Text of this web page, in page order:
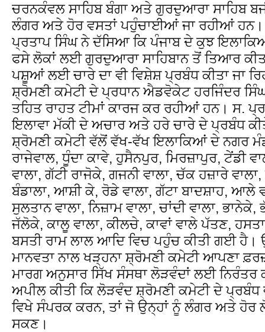
ਚਰਨਕੰਵਲ ਸਾਹਿਬ ਬੰਗਾ ਅਤੇ ਗੁਰਦੁਆਰਾ ਸਾਹਿਬ
ਲੰਗਰ ਅਤੇ ਹੋਰ ਵਸਤਾਂ ਪਹੁੰਚਾਈਆਂ ਜਾ ਰਹੀਆਂ ਹਨ।
ਪ੍ਰਤਾਪ ਸਿੰਘ ਨੇ ਦੱਸਿਆ ਕਿ ਪੰਜਾਬ ਦੇ ਕੁਝ
ਫਸੇ ਲੋਕਾਂ ਲਈ ਗੁਰਦੁਆਰਾ ਸਾਹਿਬਾਨ ਤੋਂ ਤਿਆਰ
ਪਸ਼ੂਆਂ ਲਈ ਚਾਰੇ ਦਾ ਵੀ ਵਿਸ਼ੇਸ਼ ਪ੍ਰਬੰਧ ਕੀਤਾ ਜਾ
ਸ਼੍ਰੋਮਣੀ ਕਮੇਟੀ ਦੇ ਪ੍ਰਧਾਨ ਐਡਵੋਕੇਟ ਹਰਜਿੰਦਰ ਸਿੰਘ
ਤਹਿਤ ਰਾਹਤ ਟੀਮਾਂ ਕਾਰਜ ਕਰ ਰਹੀਆਂ ਹਨ। ਸ.
ਇਲਾਵਾ ਮੱਕੀ ਦੇ ਅਚਾਰ ਅਤੇ ਹਰੇ ਚਾਰੇ ਦੇ ਪ੍ਰਬੰਧ
ਸ਼੍ਰੋਮਣੀ ਕਮੇਟੀ ਵੱਲੋਂ ਵੱਖ-ਵੱਖ ਇਲਾਕਿਆਂ ਦੇ ਨਗਰ
ਰਾਜੇਵਾਲ, ਧੂੰਦਾ ਕਾਵੇ, ਹੁਸੈਨਪੁਰ, ਮਿਰਜ਼ਾਪੁਰ, ਟੇਂਡੀ
ਵਾਲਾ, ਗੱਟੀ ਰਾਜੋਕੇ, ਗਜਨੀ ਵਾਲਾ, ਚੱਕ ਹਜ਼ਾਰੇ
ਬੰਡਾਲਾ, ਆਸ਼ੀ ਕੇ, ਰੋਡੇ ਵਾਲਾ, ਗੱਟਾ ਬਾਦਸ਼ਾਹ, ਆਲੇ
ਸੁਲਤਾਨ ਵਾਲਾ, ਨਿਜ਼ਾਮ ਵਾਲਾ, ਚਾਂਦੀ ਵਾਲਾ,
ਜੱਲੋਕੇ, ਕਾਲੂ ਵਾਲਾ, ਕੀਲਚੇ, ਕਾਵਾਂ ਵਾਲੇ ਪੱਤਣ,
ਬਸਤੀ ਰਾਮ ਲਾਲ ਆਦਿ ਵਿਚ ਪਹੁੰਚ ਕੀਤੀ ਗਈ ਹੈ।
ਮਾਨਵਤਾ ਨਾਲ ਖੜ੍ਹਨਾ ਸ਼੍ਰੋਮਣੀ ਕਮੇਟੀ ਆਪਣਾ
ਮਾਰਗ ਅਨੁਸਾਰ ਸਿੱਖ ਸੰਸਥਾ ਲੋੜਵੰਦਾਂ ਲਈ ਨਿਰੰਤਰ
ਅਪੀਲ ਕੀਤੀ ਕਿ ਲੋੜਵੰਦ ਸ਼੍ਰੋਮਣੀ ਕਮੇਟੀ ਦੇ ਪ੍ਰਬੰਧ
ਵਿਖੇ ਸੰਪਰਕ ਕਰਨ, ਤਾਂ ਜੋ ਉਨ੍ਹਾਂ ਨੂੰ ਲੰਗਰ ਅਤੇ ਹੋਰ
ਸਕਣ।